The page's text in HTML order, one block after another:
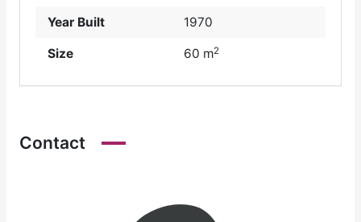
Year Built 1970
Size 60 m2
Contact